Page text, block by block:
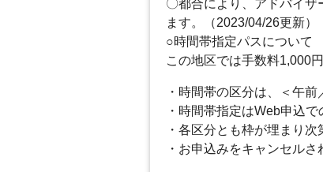
〇都合により、アドバイ
ます。（2023/04/26更新）
○時間帯指定パスについて
この地区では手数料1,000
・時間帯の区分は、＜午前
・時間帯指定はWeb申込で
・各区分とも枠が埋まり次
・お申込みをキャンセル